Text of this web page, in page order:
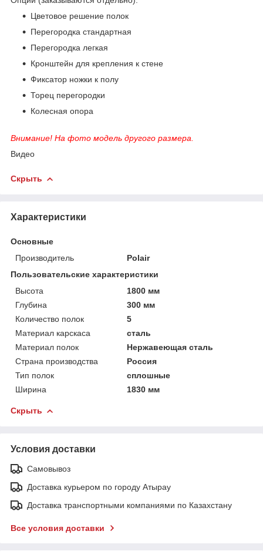
Цветовое решение полок
Перегородка стандартная
Перегородка легкая
Кронштейн для крепления к стене
Фиксатор ножки к полу
Торец перегородки
Колесная опора
Внимание! На фото модель другого размера.
Видео
Скрыть
Характеристики
Основные
Производитель
Polair
Пользовательские характеристики
Высота
1800 мм
Глубина
300 мм
Количество полок
5
Материал карскаса
сталь
Материал полок
Нержавеющая сталь
Страна производства
Россия
Тип полок
сплошные
Ширина
1830 мм
Скрыть
Условия доставки
Самовывоз
Доставка курьером по городу Атырау
Доставка транспортными компаниями по Казахстану
Все условия доставки